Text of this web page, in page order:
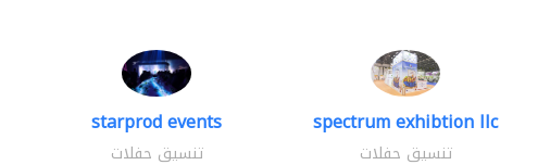
starprod events
تنسيق حفلات
spectrum exhibtion llc
تنسيق حفلات